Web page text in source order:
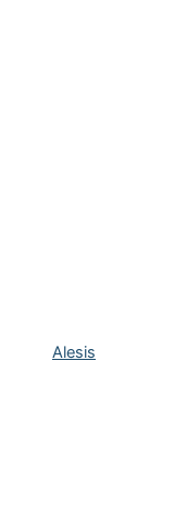
Alesis